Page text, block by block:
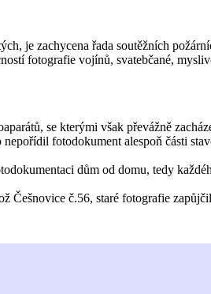
je zachycena řada soutěžních
fotografie vojínů, svatebčané,
se kterými však převážně
fotodokument alespoň části
dům od domu, tedy
Češnovice č.56, staré fotografie